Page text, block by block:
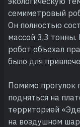
семиметровый
Он полностью
массой 3,3 тонны.
робот объехал
было для
Помимо
подняться на
территорией
на воздушном